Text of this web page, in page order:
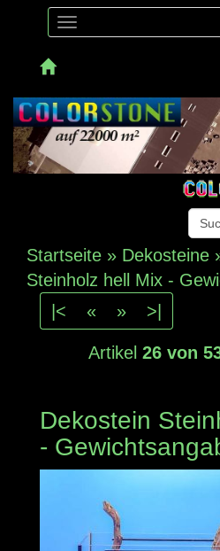
Toggle
Startseite » Dekosteine
Steinholz hell Mix -
|<
« » >|
Artikel26 von
Dekostein
-